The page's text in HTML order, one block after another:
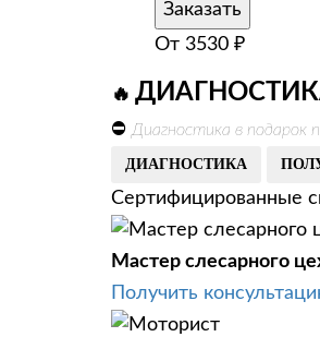
Заказать
От 3530 ₽
🔥 ДИАГНОСТИКА
⛔ Диагностика в подарок
ДИАГНОСТИКА
Сертифицированные
Мастер слесарного
Получить